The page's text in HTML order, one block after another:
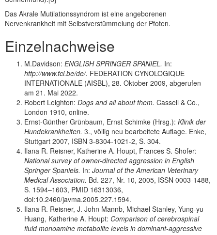
Das Akrale Mutilationssyndrom ist eine angeborenen
Nervenkrankheit mit Selbstverstümmelung der Pfoten.
Einzelnachweise
M.Davidson: ENGLISH SPRINGER SPANIEL. In:
http://www.fci.be/de/. FEDERATION CYNOLOGIQUE
INTERNATIONALE (AISBL), 28. Oktober 2009, abgerufen
am 21. Mai 2022.
Robert Leighton: Dogs and all about them. Cassell & Co.,
London 1910, online.
Ernst-Günther Grünbaum, Ernst Schimke (Hrsg.): Klinik der
Hundekrankheiten. 3., völlig neu bearbeitete Auflage. Enke,
Stuttgart 2007, ISBN 3-8304-1021-2, S. 304.
Ilana R. Reisner, Katherine A. Houpt, Frances S. Shofer:
National survey of owner-directed aggression in English
Springer Spaniels. In: Journal of the American Veterinary
Medical Association. Bd. 227, Nr. 10, 2005, ISSN 0003-1488,
S. 1594–1603, PMID 16313036,
doi:10.2460/javma.2005.227.1594.
Ilana R. Reisner, J. John Mannb, Michael Stanley, Yung-yu
Huang, Katherine A. Houpt: Comparison of cerebrospinal
fluid monoamine metabolite levels in dominant-aggressive